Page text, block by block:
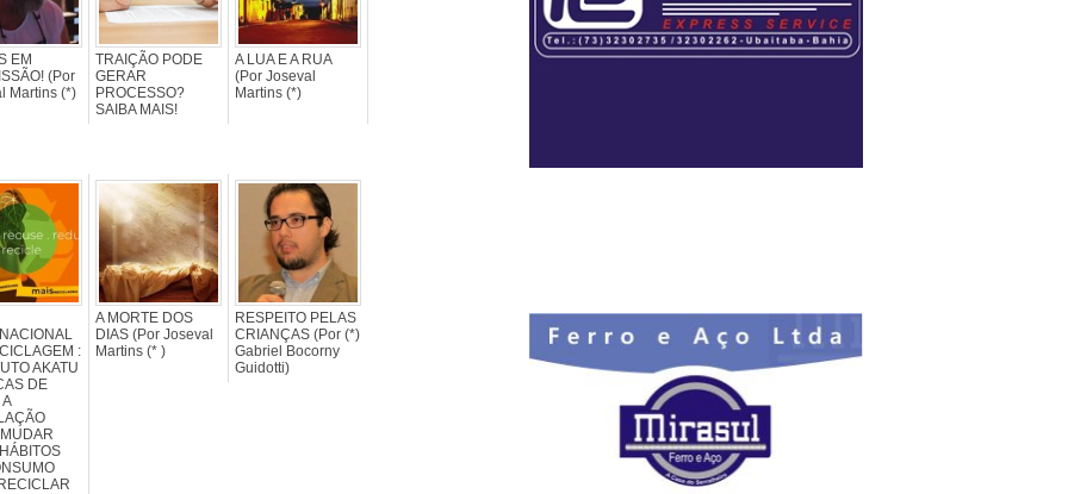
EM
(Por
Martins (*)
TRAIÇÃO PODE
GERAR
PROCESSO?
SAIBA MAIS!
A LUA E A RUA
(Por Joseval
Martins (*)
:
AKATU
DE
A MORTE DOS
DIAS (Por Joseval
Martins (* )
RESPEITO PELAS
CRIANÇAS (Por (*)
Gabriel Bocorny
Guidotti)